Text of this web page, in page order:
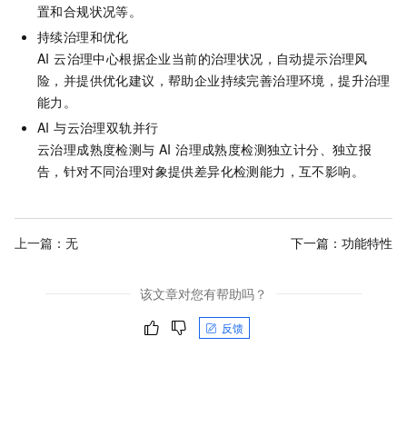
置和合规状况等。
持续治理和优化
AI 云治理中心根据企业当前的治理状况，自动提示治理风
险，并提供优化建议，帮助企业持续完善治理环境，提升治理
能力。
AI 与云治理双轨并行
云治理成熟度检测与 AI 治理成熟度检测独立计分、独立报
告，针对不同治理对象提供差异化检测能力，互不影响。
上一篇：无 下一篇： 功能特性
该文章对您有帮助吗？
反馈